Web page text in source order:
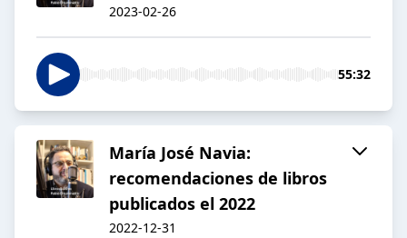
2023-02-26
55:32
María José Navia:
recomendaciones de libros
publicados el 2022
2022-12-31